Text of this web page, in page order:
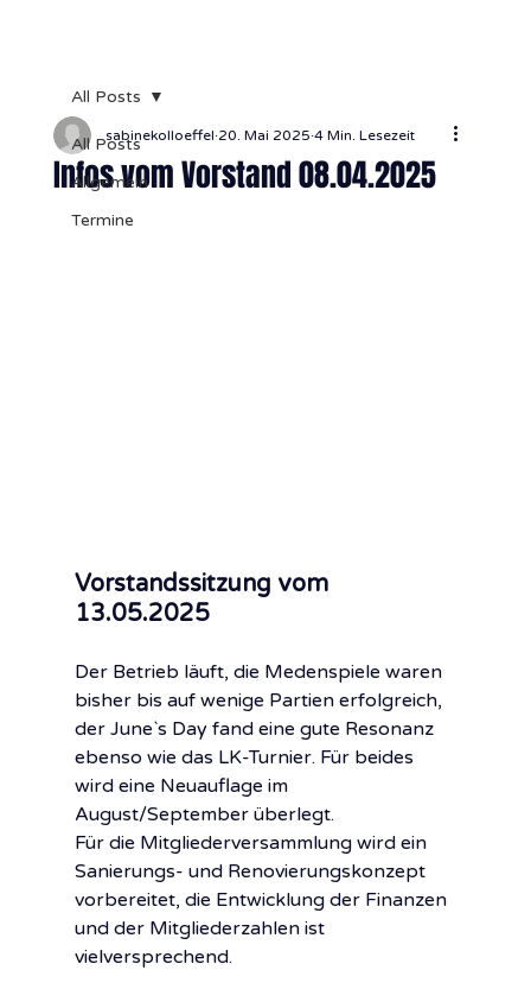
All Posts
Allgemein
Termine
All Posts
Infos vom Vorstand 08.04.2025
sabinekolloeffel 20. Mai 2025 4 Min. Lesezeit
Vorstandssitzung vom
13.05.2025
Der Betrieb läuft, die Medenspiele waren
bisher bis auf wenige Partien erfolgreich,
der June`s Day fand eine gute Resonanz
ebenso wie das LK-Turnier. Für beides
wird eine Neuauflage im
August/September überlegt.
Für die Mitgliederversammlung wird ein
Sanierungs- und Renovierungskonzept
vorbereitet, die Entwicklung der Finanzen
und der Mitgliederzahlen ist
vielversprechend.